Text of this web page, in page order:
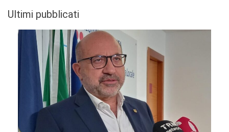
Ultimi pubblicati